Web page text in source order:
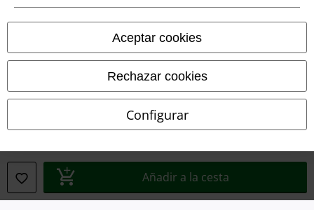
Aceptar cookies
Rechazar cookies
Configurar
Añadir a la cesta
Términos y Condiciones
Aviso Legal
Ley protección de datos
Eliminación de residuos y protección del medioambiente
Declaración de Conformidad
Información sobre accesibilidad